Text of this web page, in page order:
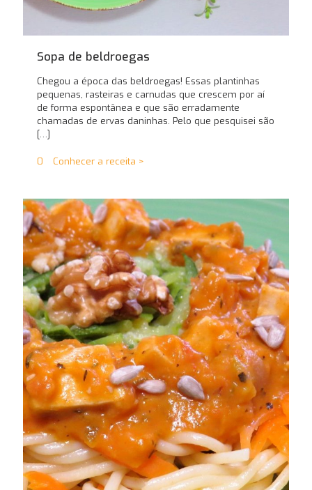
Sopa de beldroegas
Chegou a época das beldroegas! Essas plantinhas
pequenas, rasteiras e carnudas que crescem por aí
de forma espontânea e que são erradamente
chamadas de ervas daninhas. Pelo que pesquisei são
[…]
0 Conhecer a receita >